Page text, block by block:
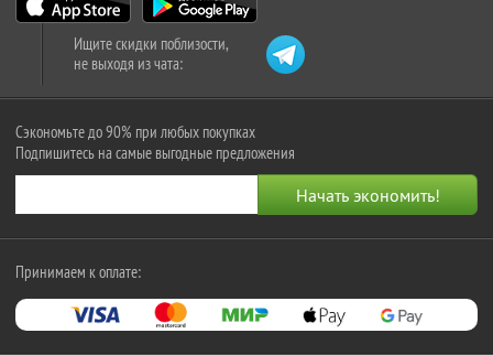
Ищите скидки поблизости,
не выходя из чата:
Сэкономьте до 90% при любых покупках
Подпишитесь на самые выгодные предложения
Принимаем к оплате: